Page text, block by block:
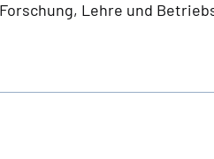
Lehre und